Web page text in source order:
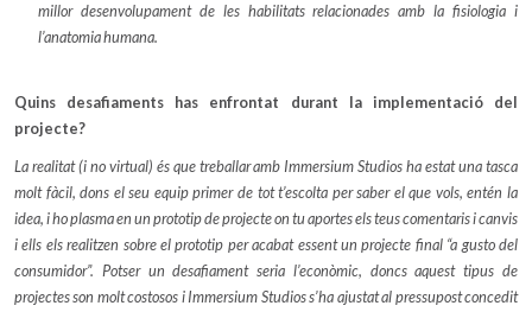
millor desenvolupament de les habilitats relacionades amb la fisiologia i
l’anatomia humana.
Quins desafiaments has enfrontat durant la implementació del
projecte?
La realitat (i no virtual) és que treballar amb Immersium Studios ha estat una tasca
molt fàcil, dons el seu equip primer de tot t’escolta per saber el que vols, entén la
idea, i ho plasma en un prototip de projecte on tu aportes els teus comentaris i canvis
i ells els realitzen sobre el prototip per acabat essent un projecte final “a gusto del
consumidor”. Potser un desafiament seria l’econòmic, doncs aquest tipus de
projectes son molt costosos i Immersium Studios s’ha ajustat al pressupost concedit